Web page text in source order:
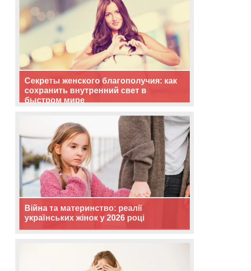
Секреты женского благополучия: как
сохранить внутренний свет в
быстром мире
Війна та материнство: реалії
українських жінок у 2026 році